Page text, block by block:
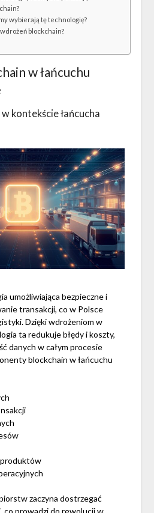
wybierają tę technologię?
blockchain?
w łańcuchu
kontekście łańcucha
umożliwiająca bezpieczne i
transakcji, co w Polsce
Dzięki wdrożeniom w
ta redukuje błędy i koszty,
danych w całym procesie
blockchain w łańcuchu
produktów
zaczyna dostrzegać
prowadzi do rewolucji w